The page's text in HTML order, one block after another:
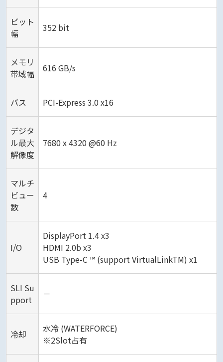
ビット
幅
352 bit
メモリ
帯域幅
616 GB/s
バス PCI-Express 3.0 x16
デジタ
ル最大
解像度
7680 x 4320 @60 Hz
マルチ
ビュー
数
4
I/O
DisplayPort 1.4 x3
HDMI 2.0b x3
USB Type-C ™ (support VirtualLinkTM) x1
SLI Su
pport
－
冷却
水冷 (WATERFORCE)
※2Slot占有